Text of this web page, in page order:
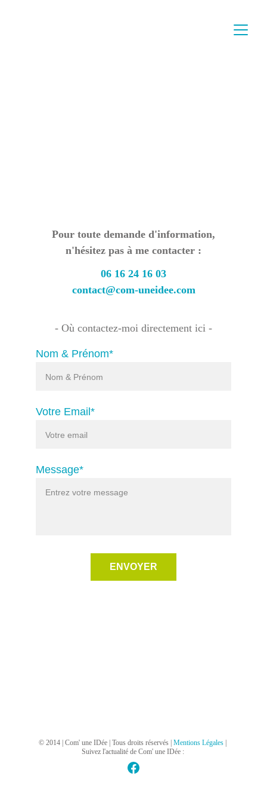
Pour toute demande d'information,
n'hésitez pas à me contacter :
06 16 24 16 03
contact@com-uneidee.com
Nom & Prénom*
Votre Email*
Message*
ENVOYER
- Où contactez-moi directement ici -
© 2014 | Com' une IDée | Tous droits réservés | Mentions Légales
Suivez l'actualité de Com' une IDée :